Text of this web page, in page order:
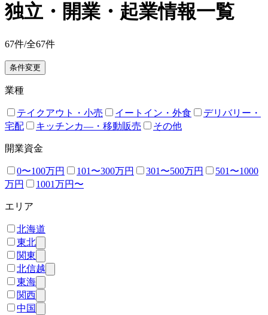
独立・開業・起業情報一覧
67件/全67件
条件変更
業種
テイクアウト・小売 イートイン・外食
デリバリー・
宅配
キッチンカ―・移動販売 その他
開業資金
0〜100万円 101〜300万円 301〜500万円
501〜1000
万円
1001万円〜
エリア
北海道
東北
関東
北信越
東海
関西
中国